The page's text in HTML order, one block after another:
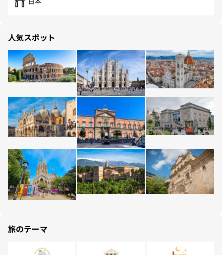
人気スポット
旅のテーマ